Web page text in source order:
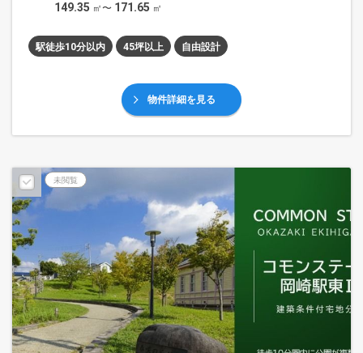
149.35 ㎡〜 171.65 ㎡
駅徒歩10分以内 45坪以上 自由設計
物件詳細を見る
未閲覧